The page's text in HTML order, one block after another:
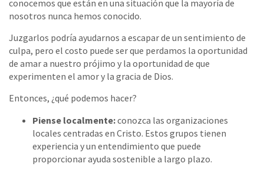
conocemos que están en una situación que la mayoría de
nosotros nunca hemos conocido.
Juzgarlos podría ayudarnos a escapar de un sentimiento de
culpa, pero el costo puede ser que perdamos la oportunidad
de amar a nuestro prójimo y la oportunidad de que
experimenten el amor y la gracia de Dios.
Entonces, ¿qué podemos hacer?
Piense localmente:conozca las organizaciones
locales centradas en Cristo. Estos grupos tienen
experiencia y un entendimiento que puede
proporcionar ayuda sostenible a largo plazo.